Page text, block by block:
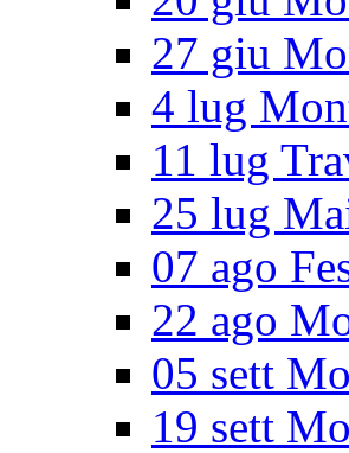
27 giu
4 lug
11 lug
25 lug
07 ago
22 ago
05 sett
19 sett